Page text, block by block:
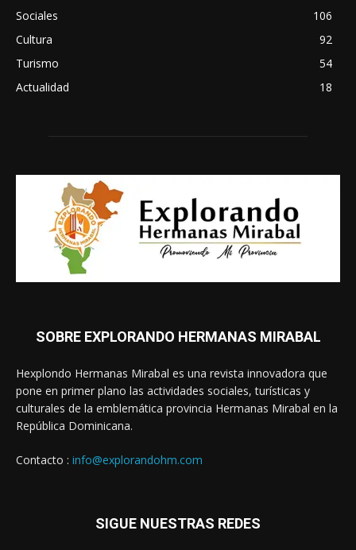
Sociales
106
Cultura
92
Turismo
54
Actualidad
18
SOBRE EXPLORANDO HERMANAS MIRABAL
Hexplondo Hermanas Mirabal es una revista innovadora que
pone en primer plano las actividades sociales, turísticas y
culturales de la emblemática provincia Hermanas Mirabal en la
República Dominicana.
Contacto : info@explorandohm.com
SIGUE NUESTRAS REDES